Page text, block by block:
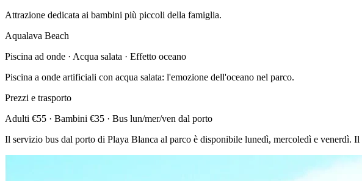
Attrazione dedicata ai bambini più piccoli della famiglia.
Aqualava Beach
Piscina ad onde · Acqua salata · Effetto oceano
Piscina a onde artificiali con acqua salata: l'emozione dell'oceano nel parco.
Prezzi e trasporto
Adulti €55 · Bambini €35 · Bus lun/mer/ven dal porto
Il servizio bus dal porto di Playa Blanca al parco è disponibile lunedì, mercoledì e venerdì.